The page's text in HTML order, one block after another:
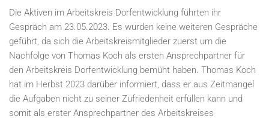
Die Aktiven im Arbeitskreis Dorfentwicklung führten ihr
Gespräch am 23.05.2023. Es wurden keine weiteren Gespräche
geführt, da sich die Arbeitskreismitglieder zuerst um die
Nachfolge von Thomas Koch als ersten Ansprechpartner für
den Arbeitskreis Dorfentwicklung bemüht haben. Thomas Koch
hat im Herbst 2023 darüber informiert, dass er aus Zeitmangel
die Aufgaben nicht zu seiner Zufriedenheit erfüllen kann und
somit als erster Ansprechpartner des Arbeitskreises